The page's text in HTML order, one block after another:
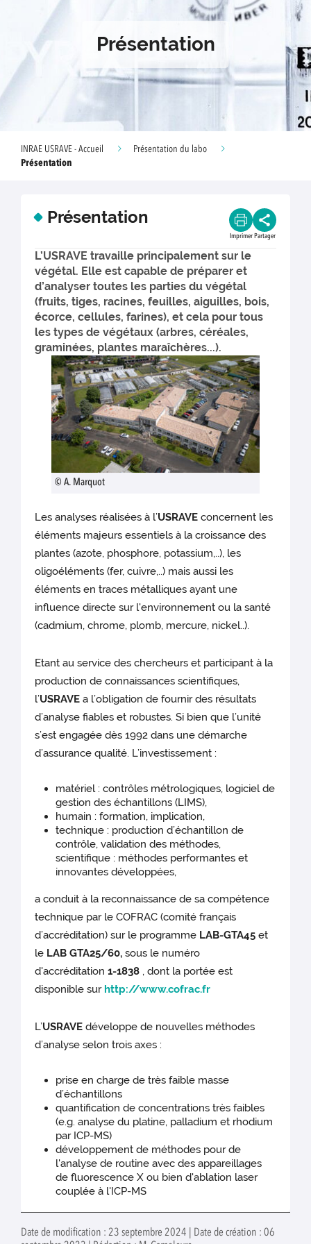
Présentation
INRAE USRAVE - Accueil
Présentation du labo
Présentation
Présentation
Imprimer Partager
L’USRAVE travaille principalement sur le
végétal. Elle est capable de préparer et
d’analyser toutes les parties du végétal
(fruits, tiges, racines, feuilles, aiguilles, bois,
écorce, cellules, farines), et cela pour tous
les types de végétaux (arbres, céréales,
graminées, plantes maraîchères...).
© A. Marquot
Les analyses réalisées à l’USRAVE concernent les
éléments majeurs essentiels à la croissance des
plantes (azote, phosphore, potassium,..), les
oligoéléments (fer, cuivre,..) mais aussi les
éléments en traces métalliques ayant une
influence directe sur l'environnement ou la santé
(cadmium, chrome, plomb, mercure, nickel..).
Etant au service des chercheurs et participant à la
production de connaissances scientifiques,
l’USRAVE a l’obligation de fournir des résultats
d’analyse fiables et robustes. Si bien que l’unité
s’est engagée dès 1992 dans une démarche
d’assurance qualité. L’investissement :
matériel : contrôles métrologiques, logiciel de
gestion des échantillons (LIMS),
humain : formation, implication,
technique : production d’échantillon de
contrôle, validation des méthodes,
scientifique : méthodes performantes et
innovantes développées,
a conduit à la reconnaissance de sa compétence
technique par le COFRAC (comité français
d’accréditation) sur le programme LAB-GTA45 et
le LAB GTA25/60,sous le numéro
d'accréditation1-1838 , dont la portée est
disponible sur http://www.cofrac.fr
L’USRAVEdéveloppe de nouvelles méthodes
d’analyse selon trois axes :
prise en charge de très faible masse
d’échantillons
quantification de concentrations très faibles
(e.g. analyse du platine, palladium et rhodium
par ICP-MS)
développement de méthodes pour de
l'analyse de routine avec des appareillages
de fluorescence X ou bien d'ablation laser
couplée à l'ICP-MS
Date de modification : 23 septembre 2024 | Date de création : 06